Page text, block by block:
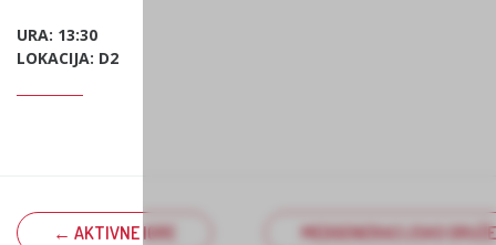
URA: 13:30
LOKACIJA: D2
← AKTIVNE IGRE MEDGENERACIJSKO